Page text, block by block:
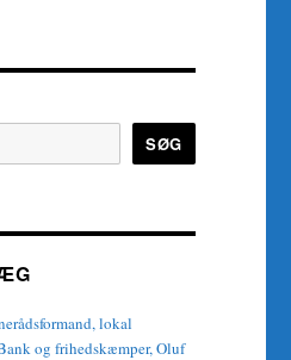
SØG
lokal
og frihedskæmper, Oluf